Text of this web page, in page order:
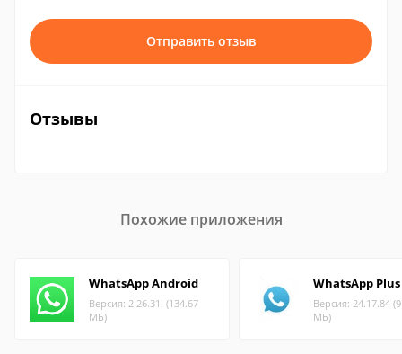
Отправить отзыв
Отзывы
Похожие приложения
WhatsApp Android
Версия: 2.26.31. (134.67
МБ)
WhatsApp Plus
Версия: 24.17.84
МБ)